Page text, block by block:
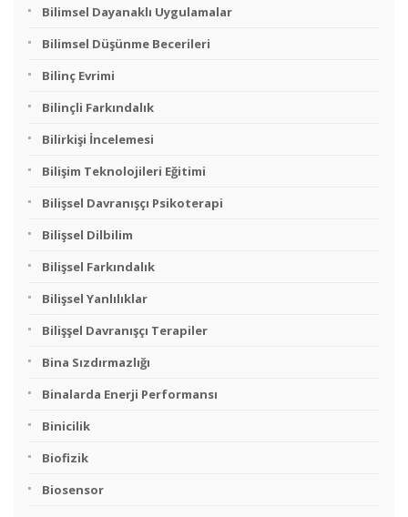
Bilimsel Dayanaklı Uygulamalar
Bilimsel Düşünme Becerileri
Bilinç Evrimi
Bilinçli Farkındalık
Bilirkişi İncelemesi
Bilişim Teknolojileri Eğitimi
Bilişsel Davranışçı Psikoterapi
Bilişsel Dilbilim
Bilişsel Farkındalık
Bilişsel Yanlılıklar
Bilişşel Davranışçı Terapiler
Bina Sızdırmazlığı
Binalarda Enerji Performansı
Binicilik
Biofizik
Biosensor